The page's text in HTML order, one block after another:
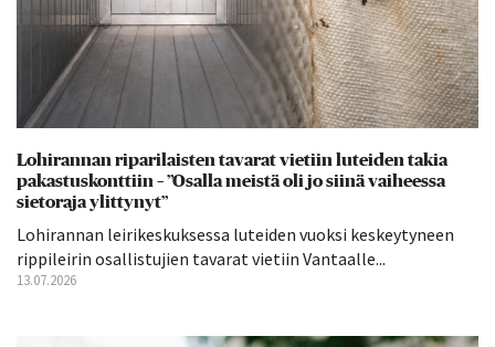
Lohirannan riparilaisten tavarat vietiin luteiden takia
pakastuskonttiin – ”Osalla meistä oli jo siinä vaiheessa
sietoraja ylittynyt”
Lohirannan leirikeskuksessa luteiden vuoksi keskeytyneen
rippileirin osallistujien tavarat vietiin Vantaalle...
13.07.2026